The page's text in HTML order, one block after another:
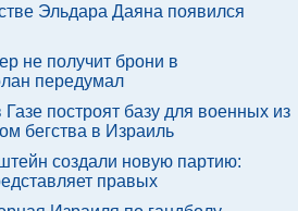
Эльдара Даяна появился
не получит брони в
передумал
построят базу для военных из
бегства в Израиль
создали новую партию:
правых